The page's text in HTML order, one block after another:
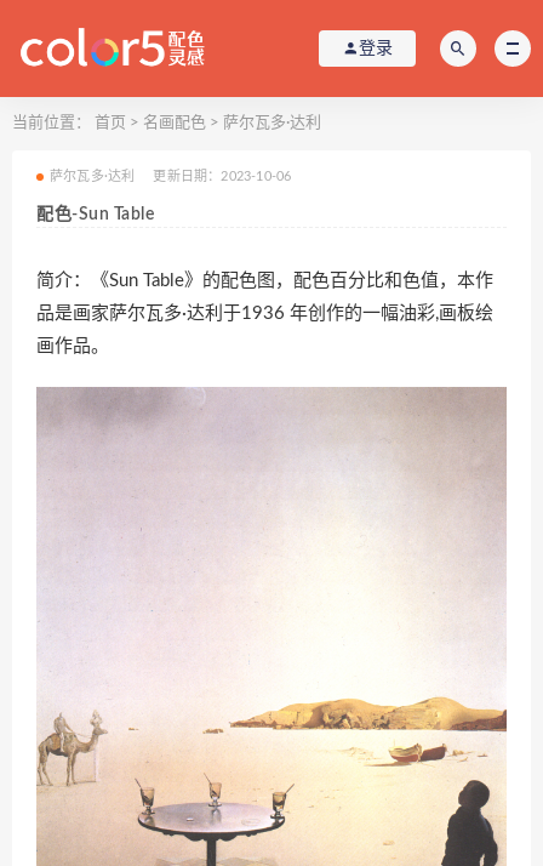
登录
当前位置： 首页 > 名画配色 > 萨尔瓦多·达利
萨尔瓦多·达利 更新日期：2023-10-06
配色-Sun Table
简介：《Sun Table》的配色图，配色百分比和色值，本作
品是画家萨尔瓦多·达利于1936 年创作的一幅油彩,画板绘
画作品。